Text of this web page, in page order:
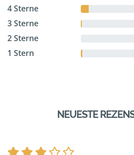
4 Sterne
3 Sterne
2 Sterne
1 Stern
NEUESTE